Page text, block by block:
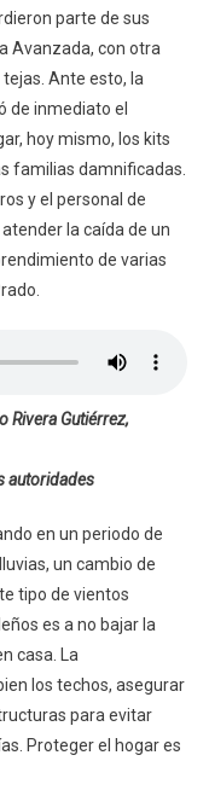
parte de sus
Avanzada, con otra
Ante esto, la
de inmediato el
hoy mismo, los kits
familias damnificadas.
y el personal de
la caída de un
de varias
Rivera Gutiérrez,
autoridades
en un periodo de
un cambio de
tipo de vientos
es a no bajar la
casa. La
los techos, asegurar
para evitar
Proteger el hogar es